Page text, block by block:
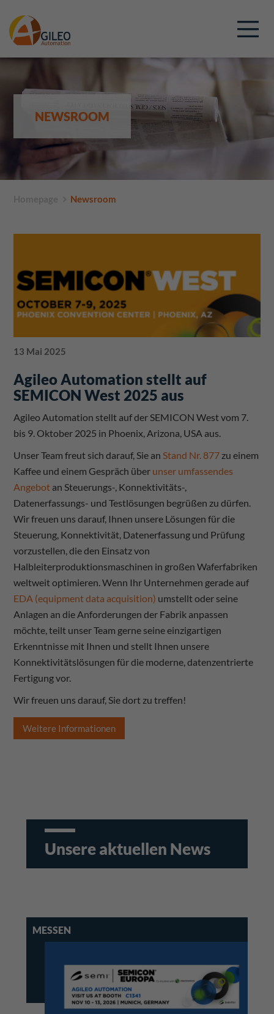
NEWSROOM
Newsroom
13 Mai 2025
Agileo Automation stellt auf
SEMICON West 2025 aus
Agileo Automation stellt auf der SEMICON West vom 7.
bis 9. Oktober 2025 in Phoenix, Arizona, USA aus.
Unser Team freut sich darauf, Sie anStand Nr. 877 zu einem
Kaffee und einem Gespräch über unser umfassendes
Angebot an Steuerungs-, Konnektivitäts-,
Datenerfassungs- und Testlösungen begrüßen zu dürfen.
Wir freuen uns darauf, Ihnen unsere Lösungen für die
Steuerung, Konnektivität, Datenerfassung und Prüfung
vorzustellen, die den Einsatz von
Halbleiterproduktionsmaschinen in großen Waferfabriken
weltweit optimieren. Wenn Ihr Unternehmen gerade auf
EDA (equipment data acquisition) umstellt oder seine
Anlagen an die Anforderungen der Fabrik anpassen
möchte, teilt unser Team gerne seine einzigartigen
Erkenntnisse mit Ihnen und stellt Ihnen unsere
Konnektivitätslösungen für die moderne, datenzentrierte
Fertigung vor.
Wir freuen uns darauf, Sie dort zu treffen!
Weitere Informationen
Unsere aktuellen News
MESSEN